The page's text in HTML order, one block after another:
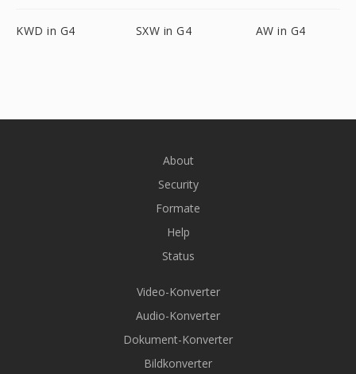
KWD in G4 SXW in G4 AW in G4
About
Security
Formate
Help
Status
Video-Konverter
Audio-Konverter
Dokument-Konverter
Bildkonverter